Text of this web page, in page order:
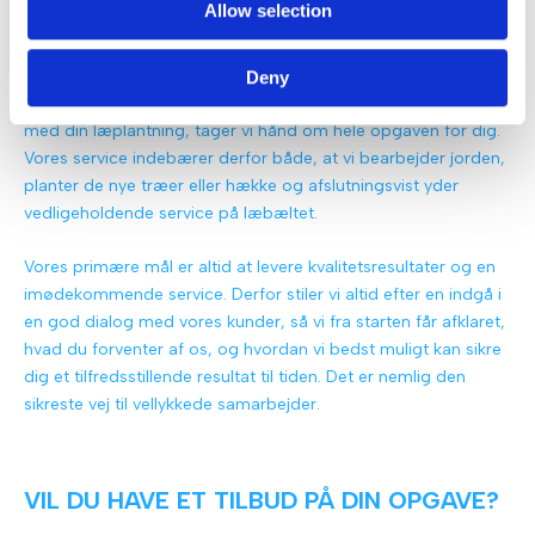
Allow selection
Deny
VI KLARER HELE OPGAVEN MED
LÆPLANTNING
For at sikre et komplet, smukt og langtidsholdbart resultat
med din læplantning, tager vi hånd om hele opgaven for dig.
Vores service indebærer derfor både, at vi bearbejder jorden,
planter de nye træer eller hække og afslutningsvist yder
vedligeholdende service på læbæltet.
Vores primære mål er altid at levere kvalitetsresultater og en
imødekommende service. Derfor stiler vi altid efter en indgå i
en god dialog med vores kunder, så vi fra starten får afklaret,
hvad du forventer af os, og hvordan vi bedst muligt kan sikre
dig et tilfredsstillende resultat til tiden. Det er nemlig den
sikreste vej til vellykkede samarbejder.
VIL DU HAVE ET TILBUD PÅ DIN OPGAVE?